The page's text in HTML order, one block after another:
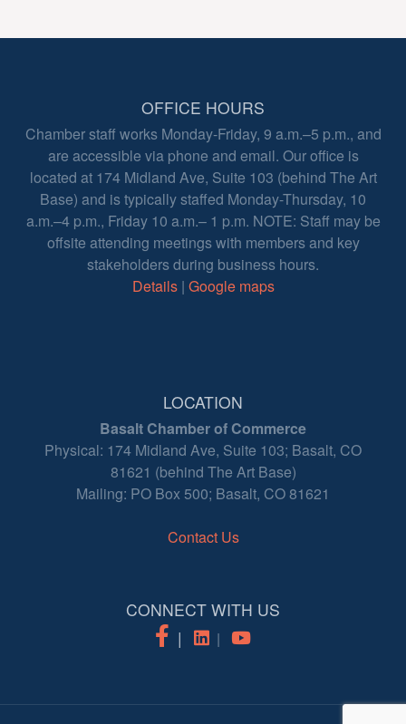
OFFICE HOURS
Chamber staff works Monday-Friday, 9 a.m.–5 p.m., and
are accessible via phone and email. Our office is
located at 174 Midland Ave, Suite 103 (behind The Art
Base) and is typically staffed Monday-Thursday, 10
a.m.–4 p.m., Friday 10 a.m.– 1 p.m. NOTE: Staff may be
offsite attending meetings with members and key
stakeholders during business hours.
Details| Google maps
LOCATION
Basalt Chamber of Commerce
Physical: 174 Midland Ave, Suite 103; Basalt, CO
81621 (behind The Art Base)
Mailing: PO Box 500; Basalt, CO 81621
Contact Us
CONNECT WITH US